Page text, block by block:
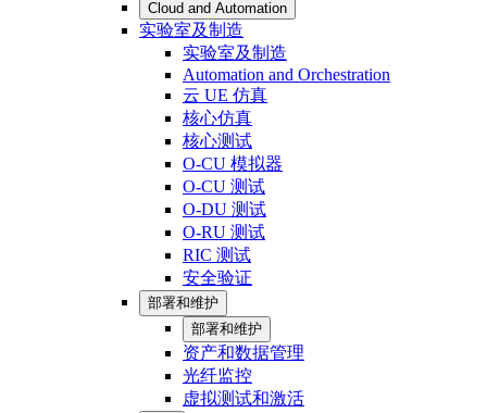
Cloud and Automation
实验室及制造
实验室及制造
Automation and Orchestration
云 UE 仿真
核心仿真
核心测试
O-CU 模拟器
O-CU 测试
O-DU 测试
O-RU 测试
RIC 测试
安全验证
部署和维护
部署和维护
资产和数据管理
光纤监控
虚拟测试和激活